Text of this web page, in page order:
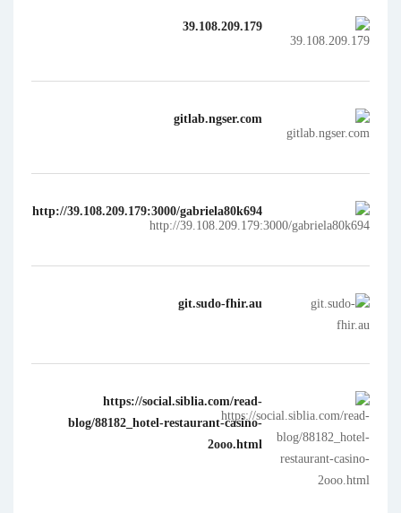
39.108.209.179
gitlab.ngser.com
http://39.108.209.179:3000/gabriela80k694
git.sudo-fhir.au
https://social.siblia.com/read-
blog/88182_hotel-restaurant-casino-
2ooo.html